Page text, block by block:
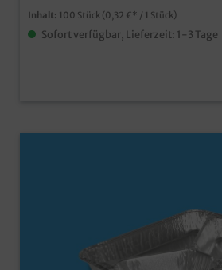
Inhalt: 100 Stück (0,32 €* / 1 Stück)
Sofort verfügbar, Lieferzeit: 1-3 Tage